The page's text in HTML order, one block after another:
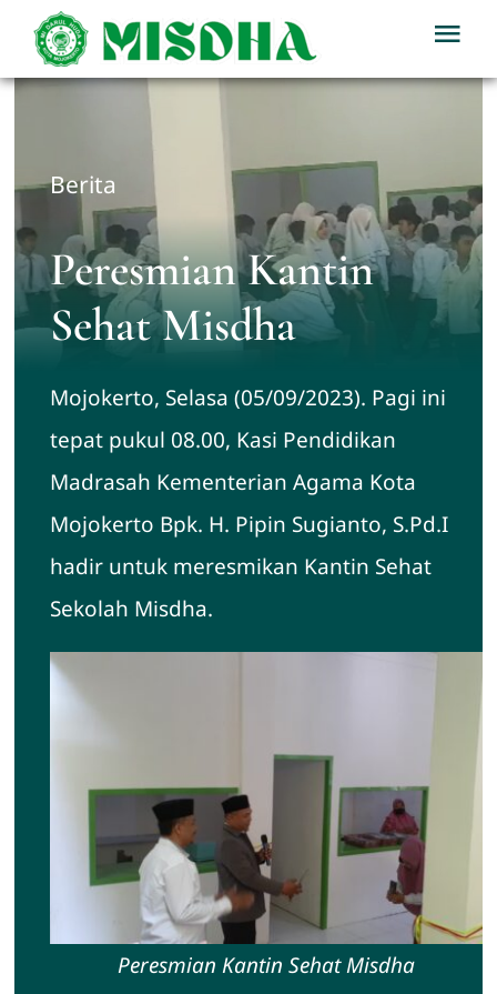
Skip
Profil
Berita
Kegiatan
Download
PPDB
Hubungi Kami
Berita
Peresmian Kantin
Sehat Misdha
Mojokerto, Selasa (05/09/2023). Pagi ini
tepat pukul 08.00, Kasi Pendidikan
Madrasah Kementerian Agama Kota
Mojokerto Bpk. H. Pipin Sugianto, S.Pd.I
hadir untuk meresmikan Kantin Sehat
Sekolah Misdha.
Peresmian Kantin Sehat Misdha